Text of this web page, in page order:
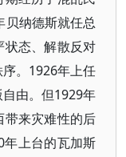
贝纳德斯就任总
态、解散反对
。1926年上任
由。但1929年
带来灾难性的后
上台的瓦加斯